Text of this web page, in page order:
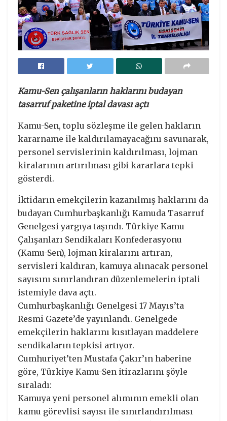
Kamu-Sen çalışanların haklarını budayan
tasarruf paketine iptal davası açtı
Kamu-Sen, toplu sözleşme ile gelen hakların
kararname ile kaldırılamayacağını savunarak,
personel servislerinin kaldırılması, lojman
kiralarının artırılması gibi kararlara tepki
gösterdi.
İktidarın emekçilerin kazanılmış haklarını da
budayan Cumhurbaşkanlığı Kamuda Tasarruf
Genelgesi yargıya taşındı. Türkiye Kamu
Çalışanları Sendikaları Konfederasyonu
(Kamu-Sen), lojman kiralarını artıran,
servisleri kaldıran, kamuya alınacak personel
sayısını sınırlandıran düzenlemelerin iptali
istemiyle dava açtı.
Cumhurbaşkanlığı Genelgesi 17 Mayıs’ta
Resmi Gazete’de yayınlandı. Genelgede
emekçilerin haklarını kısıtlayan maddelere
sendikaların tepkisi artıyor.
Cumhuriyet’ten Mustafa Çakır’ın haberine
göre, Türkiye Kamu-Sen itirazlarını şöyle
sıraladı:
Kamuya yeni personel alımının emekli olan
kamu görevlisi sayısı ile sınırlandırılması